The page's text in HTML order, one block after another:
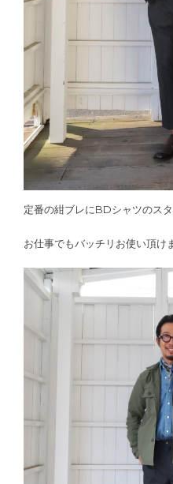
定番の紺ブレにBDシャツのス
お仕事でもバッチリお使い頂け